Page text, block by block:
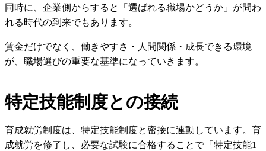
同時に、企業側からすると「選ばれる職場かどうか」が問わ
れる時代の到来でもあります。
賃金だけでなく、働きやすさ・人間関係・成長できる環境
が、職場選びの重要な基準になっていきます。
特定技能制度との接続
育成就労制度は、特定技能制度と密接に連動しています。育
成就労を修了し、必要な試験に合格することで「特定技能1